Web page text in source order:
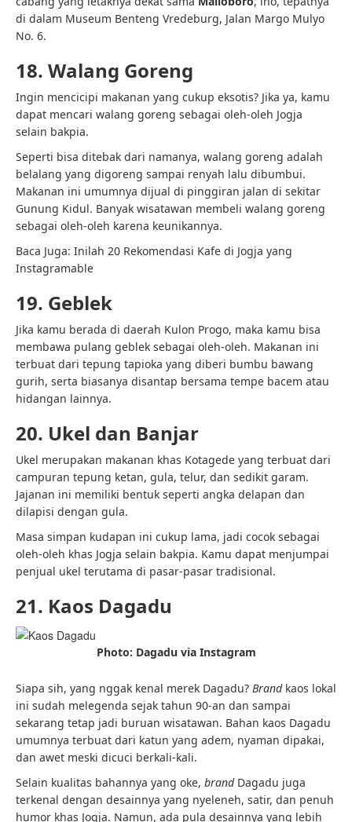
di dalam Museum Benteng Vredeburg, Jalan Margo Mulyo
No. 6.
18. Walang Goreng
Ingin mencicipi makanan yang cukup eksotis? Jika ya, kamu
dapat mencari walang goreng sebagai oleh-oleh Jogja
selain bakpia.
Seperti bisa ditebak dari namanya, walang goreng adalah
belalang yang digoreng sampai renyah lalu dibumbui.
Makanan ini umumnya dijual di pinggiran jalan di sekitar
Gunung Kidul. Banyak wisatawan membeli walang goreng
sebagai oleh-oleh karena keunikannya.
Baca Juga: Inilah 20 Rekomendasi Kafe di Jogja yang
Instagramable
19. Geblek
Jika kamu berada di daerah Kulon Progo, maka kamu bisa
membawa pulang geblek sebagai oleh-oleh. Makanan ini
terbuat dari tepung tapioka yang diberi bumbu bawang
gurih, serta biasanya disantap bersama tempe bacem atau
hidangan lainnya.
20. Ukel dan Banjar
Ukel merupakan makanan khas Kotagede yang terbuat dari
campuran tepung ketan, gula, telur, dan sedikit garam.
Jajanan ini memiliki bentuk seperti angka delapan dan
dilapisi dengan gula.
Masa simpan kudapan ini cukup lama, jadi cocok sebagai
oleh-oleh khas Jogja selain bakpia. Kamu dapat menjumpai
penjual ukel terutama di pasar-pasar tradisional.
21. Kaos Dagadu
Photo: Dagadu via Instagram
Siapa sih, yang nggak kenal merek Dagadu? Brandkaos lokal
ini sudah melegenda sejak tahun 90-an dan sampai
sekarang tetap jadi buruan wisatawan. Bahan kaos Dagadu
umumnya terbuat dari katun yang adem, nyaman dipakai,
dan awet meski dicuci berkali-kali.
Selain kualitas bahannya yang oke, brand Dagadu juga
terkenal dengan desainnya yang nyeleneh, satir, dan penuh
humor khas Jogja. Namun, ada pula desainnya yang lebih